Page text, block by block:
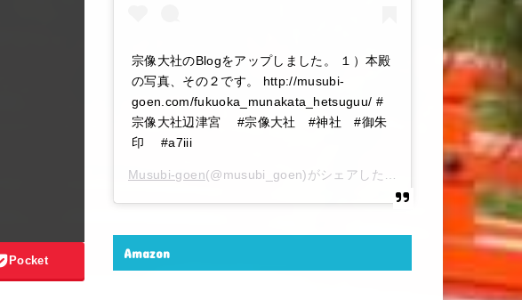
Pocket
宗像大社のBlogをアップしました。 １）本殿
の写真、その２です。 http://musubi-
goen.com/fukuoka_munakata_hetsuguu/ #
宗像大社辺津宮 #宗像大社 #神社 #御朱
印 #a7iii
Musubi-goen(@musubi_goen)がシェアした投稿 – 2020年 6月月6
Amazon